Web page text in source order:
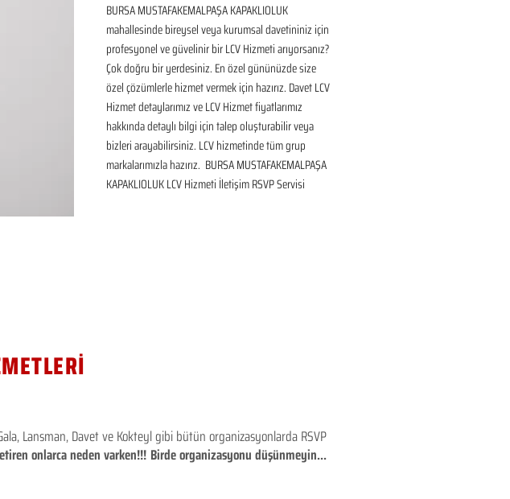
BURSA MUSTAFAKEMALPAŞA KAPAKLIOLUK
mahallesinde bireysel veya kurumsal davetininiz için
profesyonel ve güvelinir bir LCV Hizmeti arıyorsanız?
Çok doğru bir yerdesiniz. En özel gününüzde size
özel çözümlerle hizmet vermek için hazırız. Davet LCV
Hizmet detaylarımız ve LCV Hizmet fiyatlarımız
hakkında detaylı bilgi için talep oluşturabilir veya
bizleri arayabilirsiniz. LCV hizmetinde tüm grup
markalarımızla hazırız.  BURSA MUSTAFAKEMALPAŞA
KAPAKLIOLUK LCV Hizmeti İletişim RSVP Servisi
Lansman, Davet ve Kokteyl gibi bütün organizasyonlarda RSVP
onlarca neden varken!!! Birde organizasyonu düşünmeyin...